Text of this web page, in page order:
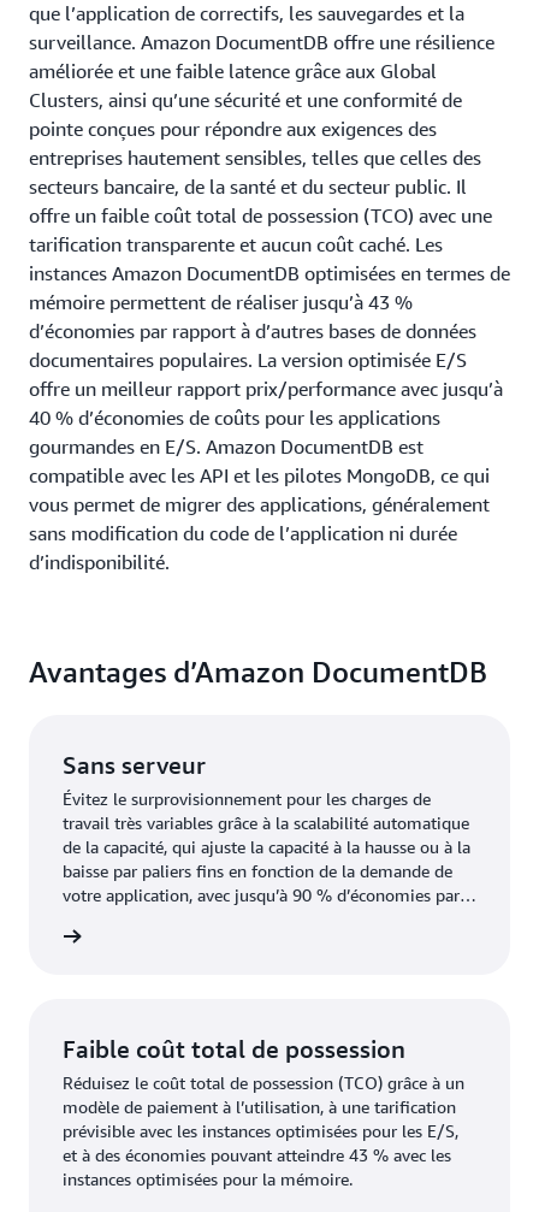
que l’application de correctifs, les sauvegardes et la
surveillance. Amazon DocumentDB offre une résilience
améliorée et une faible latence grâce aux Global
Clusters, ainsi qu’une sécurité et une conformité de
pointe conçues pour répondre aux exigences des
entreprises hautement sensibles, telles que celles des
secteurs bancaire, de la santé et du secteur public. Il
offre un faible coût total de possession (TCO) avec une
tarification transparente et aucun coût caché. Les
instances Amazon DocumentDB optimisées en termes de
mémoire permettent de réaliser jusqu’à 43 %
d’économies par rapport à d’autres bases de données
documentaires populaires. La version optimisée E/S
offre un meilleur rapport prix/performance avec jusqu’à
40 % d’économies de coûts pour les applications
gourmandes en E/S. Amazon DocumentDB est
compatible avec les API et les pilotes MongoDB, ce qui
vous permet de migrer des applications, généralement
sans modification du code de l’application ni durée
d’indisponibilité.
Avantages d’Amazon DocumentDB
Sans serveur
Évitez le surprovisionnement pour les charges de
travail très variables grâce à la scalabilité automatique
de la capacité, qui ajuste la capacité à la hausse ou à la
baisse par paliers fins en fonction de la demande de
votre application, avec jusqu’à 90 % d’économies par
pointe.
Faible coût total de possession
Réduisez le coût total de possession (TCO) grâce à un
modèle de paiement à l’utilisation, à une tarification
prévisible avec les instances optimisées pour les E/S,
et à des économies pouvant atteindre 43 % avec les
instances optimisées pour la mémoire.